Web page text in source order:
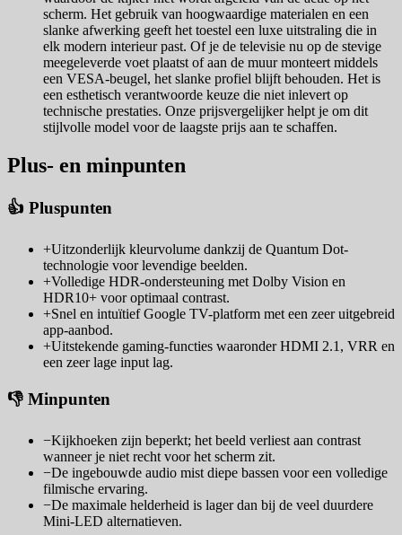
scherm. Het gebruik van hoogwaardige materialen en een
slanke afwerking geeft het toestel een luxe uitstraling die in
elk modern interieur past. Of je de televisie nu op de stevige
meegeleverde voet plaatst of aan de muur monteert middels
een VESA-beugel, het slanke profiel blijft behouden. Het is
een esthetisch verantwoorde keuze die niet inlevert op
technische prestaties. Onze prijsvergelijker helpt je om dit
stijlvolle model voor de laagste prijs aan te schaffen.
Plus- en minpunten
👍 Pluspunten
+Uitzonderlijk kleurvolume dankzij de Quantum Dot-
technologie voor levendige beelden.
+Volledige HDR-ondersteuning met Dolby Vision en
HDR10+ voor optimaal contrast.
+Snel en intuïtief Google TV-platform met een zeer uitgebreid
app-aanbod.
+Uitstekende gaming-functies waaronder HDMI 2.1, VRR en
een zeer lage input lag.
👎 Minpunten
−Kijkhoeken zijn beperkt; het beeld verliest aan contrast
wanneer je niet recht voor het scherm zit.
−De ingebouwde audio mist diepe bassen voor een volledige
filmische ervaring.
−De maximale helderheid is lager dan bij de veel duurdere
Mini-LED alternatieven.